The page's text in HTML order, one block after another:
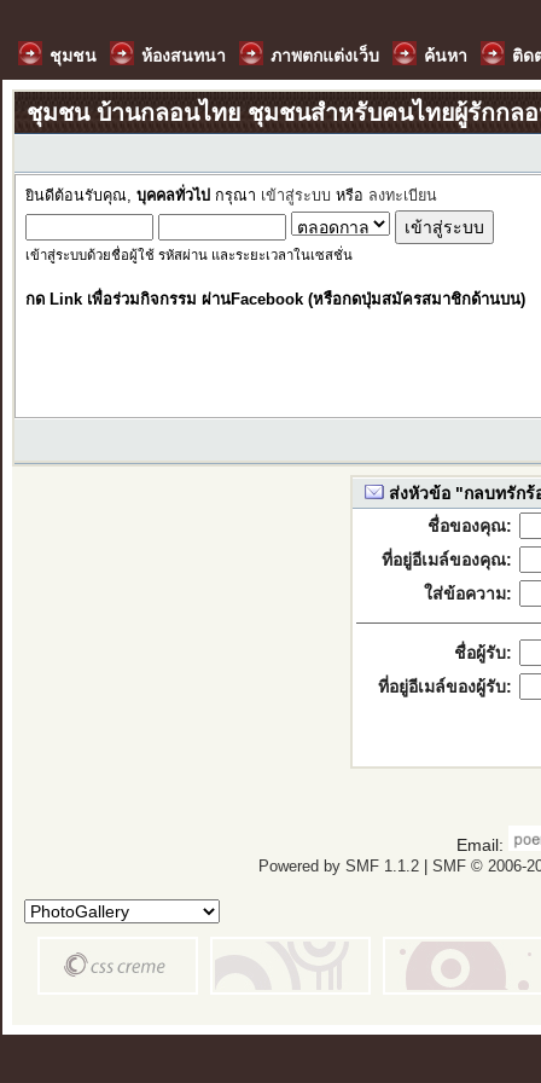
ชุมชน ห้องสนทนา ภาพตกแต่งเว็บ ค้นหา ติด
ชุมชน บ้านกลอนไทย ชุมชนสำหรับคนไทยผู้รักกล
ยินดีต้อนรับคุณ, บุคคลทั่วไป กรุณา เข้าสู่ระบบ หรือ ลงทะเบียน
เข้าสู่ระบบด้วยชื่อผู้ใช้ รหัสผ่าน และระยะเวลาในเซสชั่น
กด Link เพื่อร่วมกิจกรรม ผ่านFacebook (หรือกดปุ่มสมัครสมาชิกด้านบน)
ส่งหัวข้อ "กลบทรักร้
ชื่อของคุณ:
ที่อยู่อีเมล์ของคุณ:
ใส่ข้อความ:
ชื่อผู้รับ:
ที่อยู่อีเมล์ของผู้รับ:
Email:
Powered by SMF 1.1.2| SMF © 2006-